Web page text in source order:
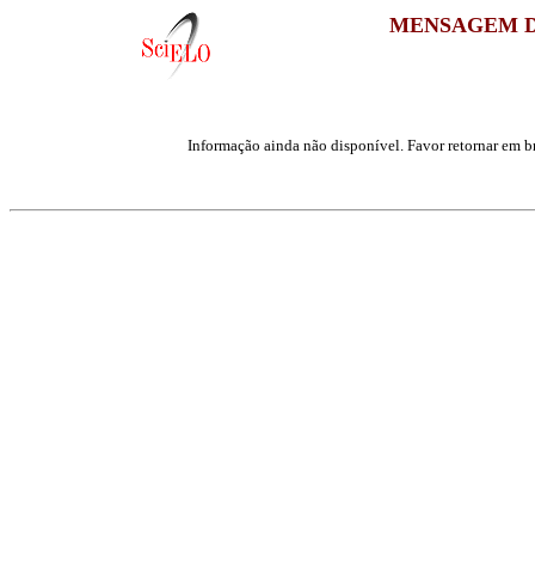
MENSAGEM
Informação ainda não disponível. Favor retornar em